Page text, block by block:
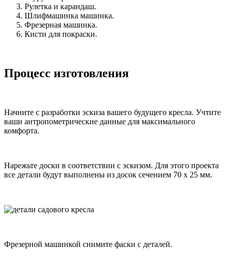
Рулетка и карандаш.
Шлифмашинка машинка.
Фрезерная машинка.
Кисти для покраски.
Процесс изготовления
Начните с разработки эскиза вашего будущего кресла. Учтите
ваши антропометрические данные для максимального
комфорта.
Нарежьте доски в соответствии с эскизом. Для этого проекта
все детали будут выполнены из досок сечением 70 х 25 мм.
Фрезерной машинкой снимите фаски с деталей.